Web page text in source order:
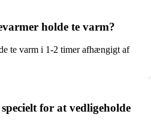
holde te varm?
te varm i 1-2 timer afhængigt af
for at vedligeholde